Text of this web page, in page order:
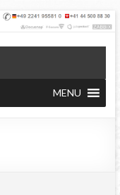
MENU